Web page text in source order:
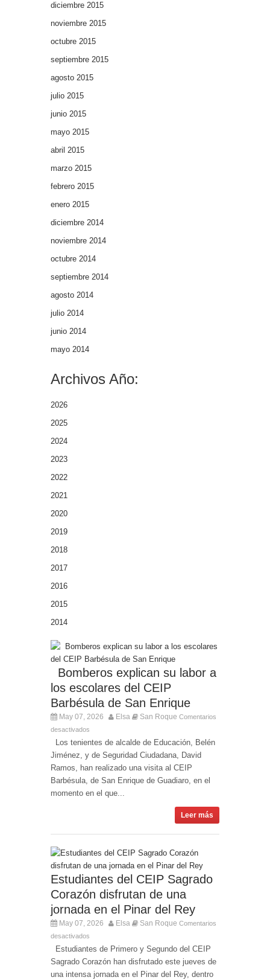
diciembre 2015
noviembre 2015
octubre 2015
septiembre 2015
agosto 2015
julio 2015
junio 2015
mayo 2015
abril 2015
marzo 2015
febrero 2015
enero 2015
diciembre 2014
noviembre 2014
octubre 2014
septiembre 2014
agosto 2014
julio 2014
junio 2014
mayo 2014
Archivos Año:
2026
2025
2024
2023
2022
2021
2020
2019
2018
2017
2016
2015
2014
Bomberos explican su labor a
los escolares del CEIP
Barbésula de San Enrique
May 07, 2026 Elsa San Roque Comentarios
desactivados
Los tenientes de alcalde de Educación, Belén
Jiménez, y de Seguridad Ciudadana, David
Ramos, han realizado una visita al CEIP
Barbésula, de San Enrique de Guadiaro, en el
momento en el que...
Leer más
Estudiantes del CEIP Sagrado
Corazón disfrutan de una
jornada en el Pinar del Rey
May 07, 2026 Elsa San Roque Comentarios
desactivados
Estudiantes de Primero y Segundo del CEIP
Sagrado Corazón han disfrutado este jueves de
una intensa jornada en el Pinar del Rey, dentro